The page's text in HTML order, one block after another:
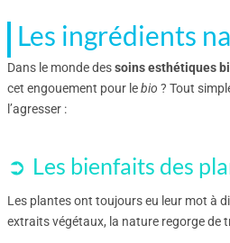
Les ingrédients
Dans le monde dessoins esthétiques
cet engouement pour lebio ? Tout
l’agresser :
Les bienfaits des
Les plantes ont toujours eu leur mot à
extraits végétaux, la nature regorge de